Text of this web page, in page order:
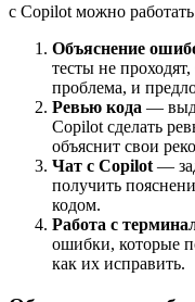
с Copilot можно
Объяснение
тесты не
проблема, и
Ревью кода —
Copilot сделать
объяснит свои
Чат с Copilot —
получить
кодом.
Работа с
ошибки, которые
как их исправить.